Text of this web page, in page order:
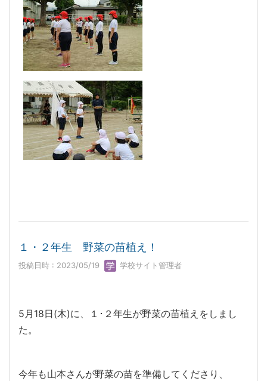
１・２年生 野菜の苗植え！
投稿日時 : 2023/05/19 学校サイト管理者
5月18日(木)に、１･２年生が野菜の苗植えをしまし
た。
今年も山本さんが野菜の苗を準備してくださり、